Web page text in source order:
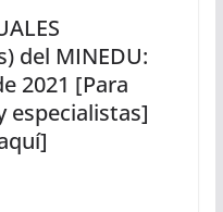
del MINEDU:
2021 [Para
especialistas]